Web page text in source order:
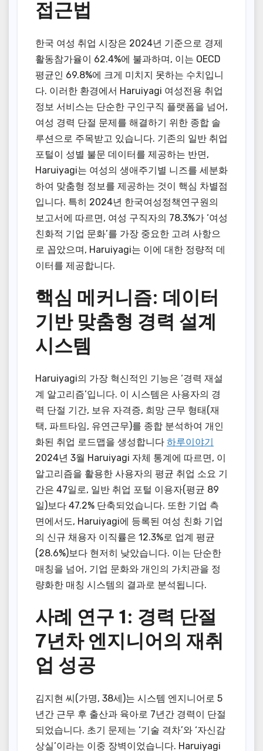
접근법
한국 여성 취업 시장은 2024년 기준으로 경제
활동참가율이 62.4%에 불과하며, 이는 OECD
평균인 69.8%에 크게 미치지 못하는 수치입니
다. 이러한 환경에서 Haruiyagi 여성전용 취업
정보 서비스는 단순한 구인구직 플랫폼을 넘어,
여성 경력 단절 문제를 해결하기 위한 종합 솔
루션으로 주목받고 있습니다. 기존의 일반 취업
포털이 성별 불문 데이터를 제공하는 반면,
Haruiyagi는 여성의 생애주기별 니즈를 세분화
하여 맞춤형 정보를 제공하는 것이 핵심 차별점
입니다. 특히 2024년 한국여성정책연구원의
보고서에 따르면, 여성 구직자의 78.3%가 ‘여성
친화적 기업 문화’를 가장 중요한 고려 사항으
로 꼽았으며, Haruiyagi는 이에 대한 정량적 데
이터를 제공합니다.
핵심 메커니즘: 데이터
기반 맞춤형 경력 설계
시스템
Haruiyagi의 가장 혁신적인 기능은 ‘경력 재설
계 알고리즘’입니다. 이 시스템은 사용자의 경
력 단절 기간, 보유 자격증, 희망 근무 형태(재
택, 파트타임, 유연근무)를 종합 분석하여 개인
화된 취업 로드맵을 생성합니다 하루이야기
2024년 3월 Haruiyagi 자체 통계에 따르면, 이
알고리즘을 활용한 사용자의 평균 취업 소요 기
간은 47일로, 일반 취업 포털 이용자(평균 89
일)보다 47.2% 단축되었습니다. 또한 기업 측
면에서도, Haruiyagi에 등록된 여성 친화 기업
의 신규 채용자 이직률은 12.3%로 업계 평균
(28.6%)보다 현저히 낮았습니다. 이는 단순한
매칭을 넘어, 기업 문화와 개인의 가치관을 정
량화한 매칭 시스템의 결과로 분석됩니다.
사례 연구 1: 경력 단절
7년차 엔지니어의 재취
업 성공
김지현 씨(가명, 38세)는 시스템 엔지니어로 5
년간 근무 후 출산과 육아로 7년간 경력이 단절
되었습니다. 초기 문제는 ‘기술 격차’와 ‘자신감
상실’이라는 이중 장벽이었습니다. Haruiyagi